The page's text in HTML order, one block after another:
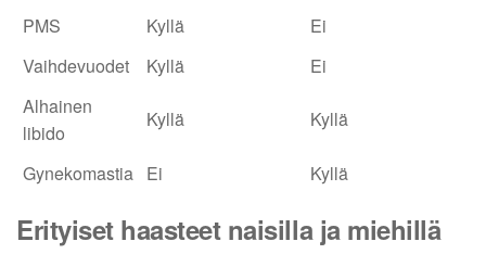
PMS
Kyllä
Ei
Vaihdevuodet
Kyllä
Ei
Alhainen
libido
Kyllä Kyllä
Gynekomastia Ei Kyllä
Erityiset haasteet naisilla ja miehillä